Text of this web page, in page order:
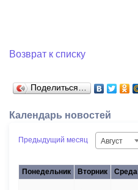
Возврат к списку
Поделиться…
Календарь новостей
Предыдущий месяц Август
Понедельник Вторник Среда